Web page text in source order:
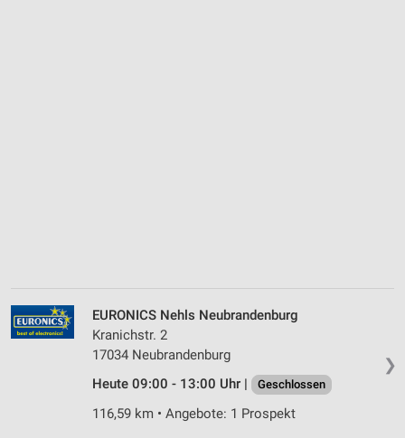
❯
EURONICS Nehls Neubrandenburg
Kranichstr. 2
17034 Neubrandenburg
Heute 09:00 - 13:00 Uhr |
Geschlossen
116,59 km • Angebote: 1 Prospekt